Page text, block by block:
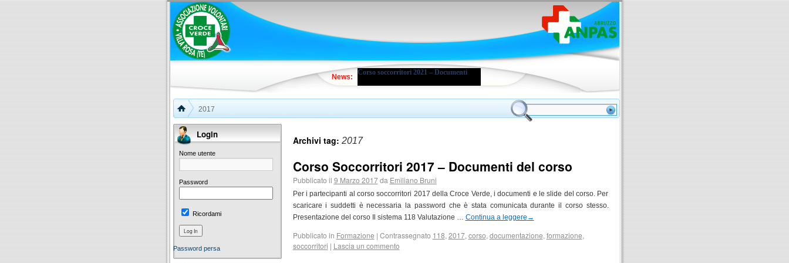
News:
Corso soccorritori 2021 – Documenti
2017
Login
Nome utente
Password
Ricordami
Password persa
Archivi tag: 2017
Corso Soccorritori 2017 – Documenti del corso
Pubblicato il 9 Marzo 2017 da Emiliano Bruni
Per i partecipanti al corso soccorritori 2017 della Croce Verde, i documenti e le slide del corso. Per
scaricare i suddetti è necessaria la password che è stata comunicata durante il corso stesso.
Presentazione del corso Il sistema 118 Valutazione … Continua a leggere →
Pubblicato in Formazione | Contrassegnato 118, 2017, corso, documentazione, formazione,
soccorritori | Lascia un commento